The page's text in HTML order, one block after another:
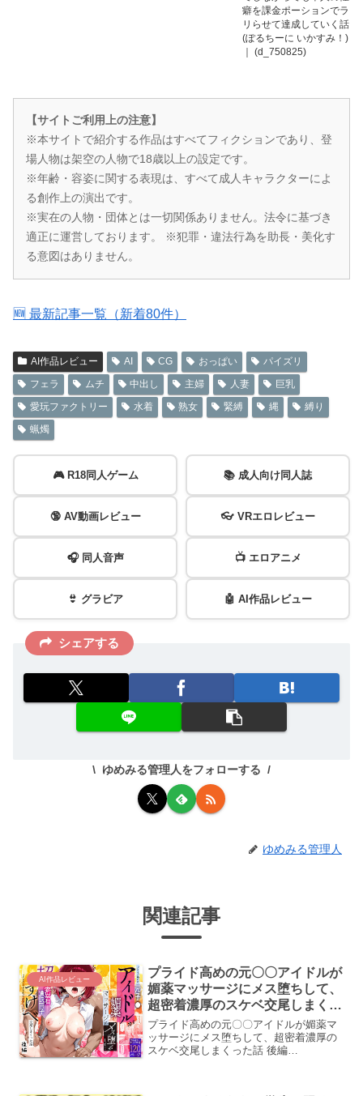
癖を課金ポーションでラ
リらせて達成していく話
(ぽるちーに いかすみ！)
｜ (d_750825)
【サイトご利用上の注意】
※本サイトで紹介する作品はすべてフィクションであり、登
場人物は架空の人物で18歳以上の設定です。
※年齢・容姿に関する表現は、すべて成人キャラクターによ
る創作上の演出です。
※実在の人物・団体とは一切関係ありません。法令に基づき
適正に運営しております。 ※犯罪・違法行為を助長・美化す
る意図はありません。
🆕 最新記事一覧（新着80件）
AI作品レビュー AI CG おっぱい
パイズリ
フェラ
ムチ 中出し 主婦 人妻
巨乳
愛玩ファクトリー
水着 熟女 緊縛 縄
縛り
蝋燭
🎮 R18同人ゲーム 📚 成人向け同人誌
🔞 AV動画レビュー 👓 VRエロレビュー
🎧 同人音声 📺 エロアニメ
👙 グラビア 🤖 AI作品レビュー
シェアする
ゆめみる管理人をフォローする
ゆめみる管理人
関連記事
AI作品レビュー
プライド高めの元〇〇アイドルが
媚薬マッサージにメス堕ちして、
超密着濃厚のスケベ交尾しまくっ
た話 後編 (Residence) ｜
(d_785780)
プライド高めの元〇〇アイドルが媚薬マ
ッサージにメス堕ちして、超密着濃厚の
スケベ交尾しまくった話 後編